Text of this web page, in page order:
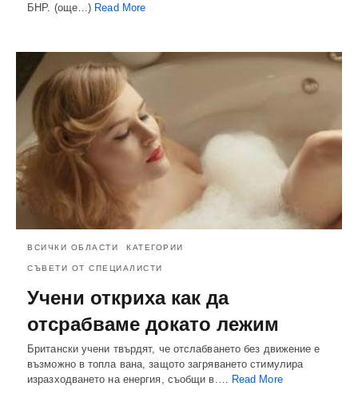
БНР. (още…) Read More
ВСИЧКИ ОБЛАСТИ КАТЕГОРИИ
СЪВЕТИ ОТ СПЕЦИАЛИСТИ
Учени откриха как да
отсрабваме докато лежим
Британски учени твърдят, че отслабването без движение е
възможно в топла вана, защото загряването стимулира
изразходването на енергия, съобщи в.…
Read More